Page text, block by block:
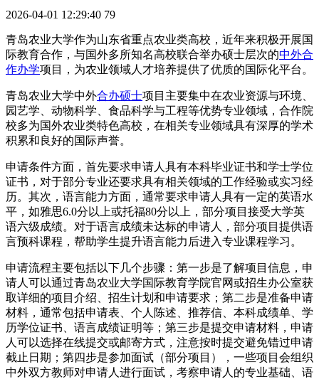
2026-04-01 12:29:40 79
青岛农业大学作为山东省重点农业类高校，近年来积极开展国
际教育合作，与国外多所知名高校联合举办硕士层次的中外合
作办学项目，为农业领域人才培养提供了优质的国际化平台。
青岛农业大学中外合办硕士项目主要集中在农业资源与环境、
园艺学、动物科学、食品科学与工程等优势专业领域，合作院
校多为国外农业类特色高校，在相关专业领域具有深厚的学术
积累和良好的国际声誉。
申请条件方面，首先要求申请人具有本科毕业证书和学士学位
证书，对于部分专业还要求具有相关领域的工作经验或实习经
历。其次，语言能力方面，通常要求申请人具有一定的英语水
平，如雅思6.0分以上或托福80分以上，部分项目接受大学英
语六级成绩。对于语言成绩未达标的申请人，部分项目提供语
言预科课程，帮助学生提升语言能力后进入专业课程学习。
申请流程主要包括以下几个步骤：第一步是了解项目信息，申
请人可以通过青岛农业大学国际教育学院官网或招生办公室获
取详细的项目介绍、招生计划和申请要求；第二步是准备申请
材料，通常包括申请表、个人陈述、推荐信、本科成绩单、学
历学位证书、语言成绩证明等；第三步是提交申请材料，申请
人可以选择在线提交或邮寄方式，注意按时提交避免错过申请
截止日期；第四步是参加面试（部分项目），一些项目会组织
中外双方教师对申请人进行面试，考察申请人的专业基础、语